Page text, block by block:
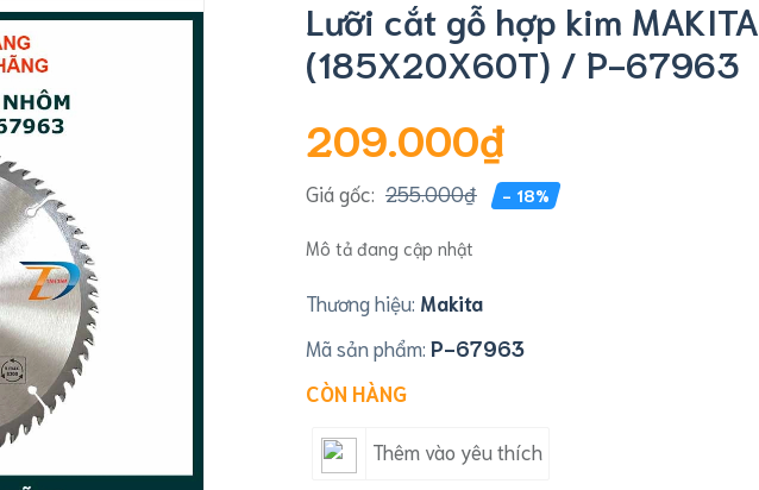
Lưỡi cắt gỗ hợp kim MAKITA
(185X20X60T) / P-67963
209.000₫
Giá gốc: 255.000₫ - 18%
Mô tả đang cập nhật
Thương hiệu: Makita
Mã sản phẩm: P-67963
CÒN HÀNG
Thêm vào yêu thích